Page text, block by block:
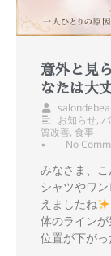
意外と見
なたは大
お知らせ,
質改善, 食事
•
No
みなさま、
シャツやワ
えましたね
体のライン
位置が下が